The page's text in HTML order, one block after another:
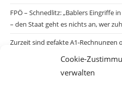
Cookie-
verwalten
FPÖ – Schnedlitz: „Bablers Eingriffe
– den Staat geht es nichts an, wer
Zurzeit sind gefakte A1-Rechnungen
Salzburgs Juden und ihre
die Gefahr endlich konkret!“